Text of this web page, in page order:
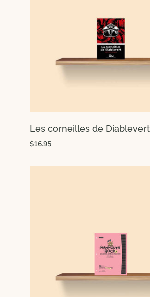
Les corneilles de Diablevert
$16.95